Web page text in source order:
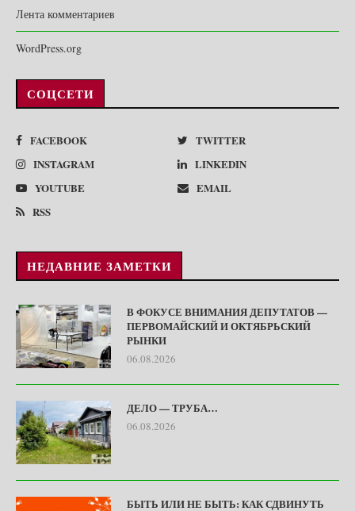
Лента комментариев
WordPress.org
СОЦСЕТИ
FACEBOOK
TWITTER
INSTAGRAM
LINKEDIN
YOUTUBE
EMAIL
RSS
НЕДАВНИЕ ЗАМЕТКИ
В ФОКУСЕ ВНИМАНИЯ ДЕПУТАТОВ —
ПЕРВОМАЙСКИЙ И ОКТЯБРЬСКИЙ
РЫНКИ
06.08.2026
ДЕЛО — ТРУБА…
06.08.2026
БЫТЬ ИЛИ НЕ БЫТЬ: КАК СДВИНУТЬ